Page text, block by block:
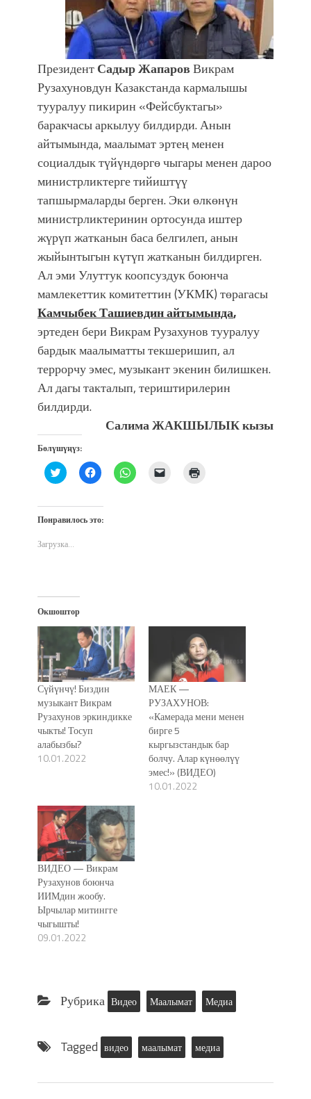
ПрезидентСадыр ЖапаровВикрам
Рузахуновдун Казакстанда кармалышы
тууралуу пикирин «Фейсбуктагы»
баракчасы аркылуу билдирди. Анын
айтымында, маалымат эртең менен
социалдык түйүндөргө чыгары менен дароо
министрликтерге тийиштүү
тапшырмаларды берген. Эки өлкөнүн
министрликтеринин ортосунда иштер
жүрүп жатканын баса белгилеп, анын
жыйынтыгын күтүп жатканын билдирген.
Ал эми Улуттук коопсуздук боюнча
мамлекеттик комитеттин (УКМК) төрагасы
Камчыбек Ташиевдин айтымында,
эртеден бери Викрам Рузахунов тууралуу
бардык маалыматты текшеришип, ал
террорчу эмес, музыкант экенин билишкен.
Ал дагы такталып, териштирилерин
билдирди.
Салима ЖАКШЫЛЫК кызы
Бөлүшүңүз:
Нажмите,
чтобы
Twitter
(Открывается
в
окне)
Нажмите,
чтобы
Facebook
(Открывается
в
Нажмите,
чтобы
Послать
ссылку
Понравилось это:
Загрузка...
Окшоштор
Сүйүнчү! Биздин
музыкант Викрам
Рузахунов эркиндикке
чыкты! Тосуп
алабызбы?
10.01.2022
МАЕК —
РУЗАХУНОВ:
«Камерада мени менен
бирге 5
кыргызстандык бар
болчу. Алар күнөөлүү
эмес!» (ВИДЕО)
10.01.2022
ВИДЕО — Викрам
Рузахунов боюнча
ИИМдин жообу.
Ырчылар митингге
чыгышты!
09.01.2022
Рубрика Видео Маалымат Медиа
Tagged видео маалымат медиа